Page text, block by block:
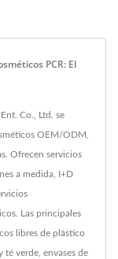
PCR: El
Co., Ltd. se
OEM/ODM,
Ofrecen servicios
a medida, I+D
Las principales
libres de plástico
té verde, envases de